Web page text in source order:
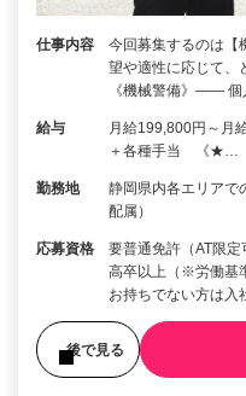
仕事内容
今回募集するのは【
望や適性に応じて
《機械警備》――
給与
月給199,800円～月
＋各種手当 《★…
勤務地
静岡県内各エリア
配属）
応募資格
要普通免許（AT限
高卒以上（※労働基
お持ちでない方は入
後で見る